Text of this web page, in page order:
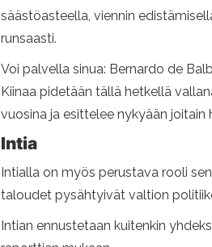
säästöasteella, viennin
runsaasti.
Voi palvella sinua: Bernardo de
Kiinaa pidetään tällä hetkellä
vuosina ja esittelee nykyään
Intia
Intialla on myös perustava rooli
taloudet pysähtyivät valtion
Intian ennustetaan kuitenkin